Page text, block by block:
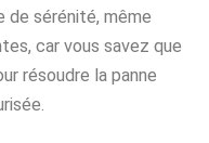
de sérénité, même
car vous savez que
résoudre la panne